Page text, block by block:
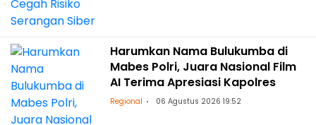
Harumkan Nama Bulukumba di
Mabes Polri, Juara Nasional Film
AI Terima Apresiasi Kapolres
Regional 06 Agustus 2026 19:52